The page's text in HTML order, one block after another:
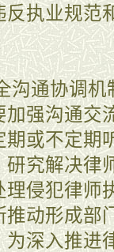
反执业规范
沟通协调
加强沟通交
期或不定期
研究解决律
理侵犯律师
推动形成部
为深入推进